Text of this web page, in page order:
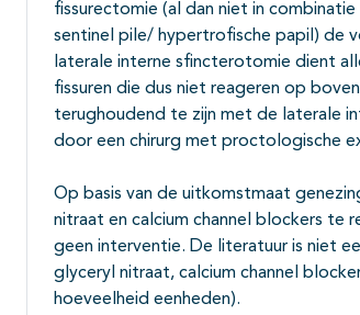
fissurectomie (al dan niet in
sentinel pile/ hypertrofische papil) de
laterale interne sfincterotomie dient
fissuren die dus niet reageren op
terughoudend te zijn met de laterale
door een chirurg met proctologische
Op basis van de uitkomstmaat
nitraat en calcium channel blockers te
geen interventie. De literatuur is niet
glyceryl nitraat, calcium channel
hoeveelheid eenheden).